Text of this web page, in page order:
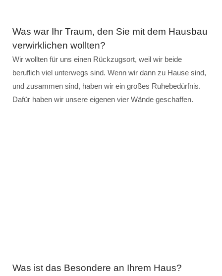
Was war Ihr Traum, den Sie mit dem Hausbau
verwirklichen wollten?
Wir wollten für uns einen Rückzugsort, weil wir beide
beruflich viel unterwegs sind. Wenn wir dann zu Hause sind,
und zusammen sind, haben wir ein großes Ruhebedürfnis.
Dafür haben wir unsere eigenen vier Wände geschaffen.
Was ist das Besondere an Ihrem Haus?